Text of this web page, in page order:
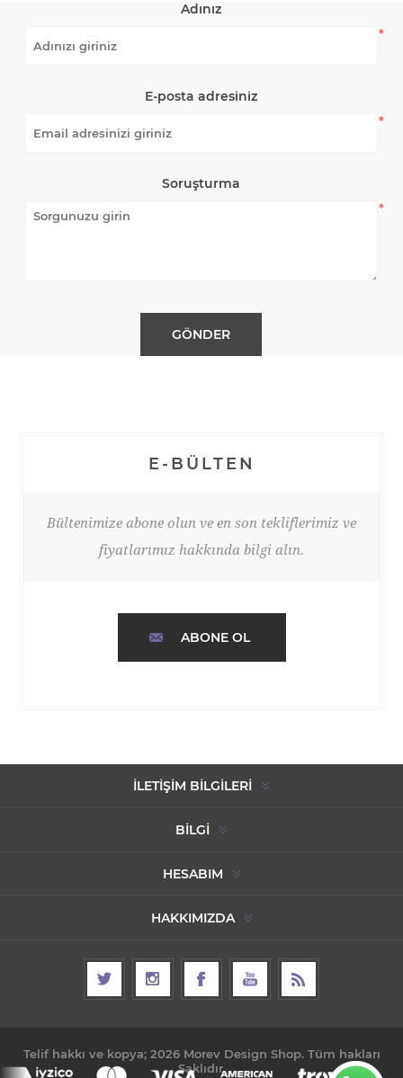
Adınız
*
E-posta adresiniz
*
Soruşturma
*
E-BÜLTEN
Bültenimize abone olun ve en son tekliflerimiz ve
fiyatlarımız hakkında bilgi alın.
ABONE OL
İLETIŞIM BILGILERI
BILGI
HESABIM
HAKKIMIZDA
Telif hakkı ve kopya; 2026 Morev Design Shop. Tüm hakları
Saklıdır.